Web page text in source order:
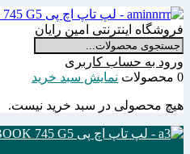
فروشگاه اینترنتی امین رایان
ورود به حساب کاربری
0 محصولات
نمایش سبد خرید
هیچ محصولی در سبد خرید نیست.